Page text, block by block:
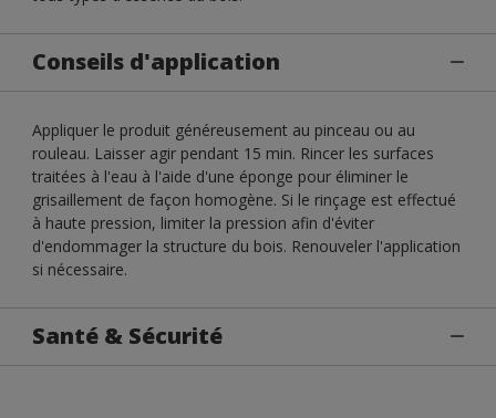
Conseils d'application
Appliquer le produit généreusement au pinceau ou au
rouleau. Laisser agir pendant 15 min. Rincer les surfaces
traitées à l'eau à l'aide d'une éponge pour éliminer le
grisaillement de façon homogène. Si le rinçage est effectué
à haute pression, limiter la pression afin d'éviter
d'endommager la structure du bois. Renouveler l'application
si nécessaire.
Santé & Sécurité